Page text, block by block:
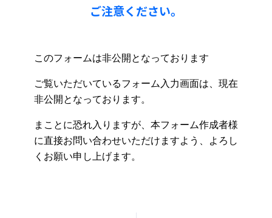
よくあるご質問 チャットで相談
English
個人のお客さま
ご注意ください。